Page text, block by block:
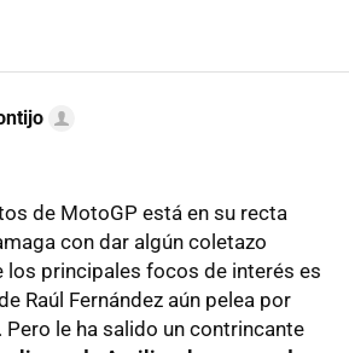
de MotoGP está en su recta
con dar algún coletazo
los principales focos de interés es
Raúl Fernández aún pelea por
Pero le ha salido un contrincante